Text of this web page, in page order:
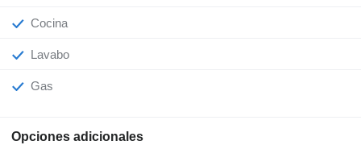
Cocina
Lavabo
Gas
Opciones adicionales